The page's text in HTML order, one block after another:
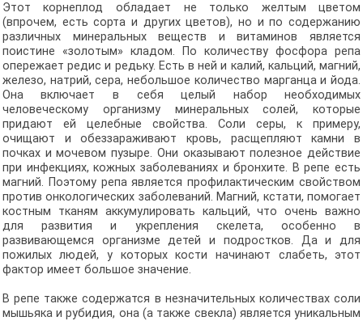
Этот корнеплод обладает не только желтым цветом
(впрочем, есть сорта и других цветов), но и по содержанию
различных минеральных веществ и витаминов является
поистине «золотым» кладом. По количеству фосфора репа
опережает редис и редьку. Есть в ней и калий, кальций, магний,
железо, натрий, сера, небольшое количество марганца и йода.
Она включает в себя целый набор необходимых
человеческому организму минеральных солей, которые
придают ей целебные свойства. Соли серы, к примеру,
очищают и обеззараживают кровь, расщепляют камни в
почках и мочевом пузыре. Они оказывают полезное действие
при инфекциях, кожных заболеваниях и бронхите. В репе есть
магний. Поэтому репа является профилактическим свойством
против онкологических заболеваний. Магний, кстати, помогает
костным тканям аккумулировать кальций, что очень важно
для развития и укрепления скелета, особенно в
развивающемся организме детей и подростков. Да и для
пожилых людей, у которых кости начинают слабеть, этот
фактор имеет большое значение.
В репе также содержатся в незначительных количествах соли
мышьяка и рубидия, она (а также свекла) является уникальным